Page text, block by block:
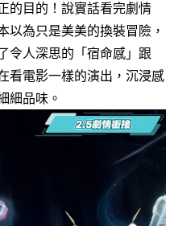
的目的！說實話看完劇情
以為只是美美的換裝冒險，
令人深思的「宿命感」跟
看電影一樣的演出，沉浸感
細品味。